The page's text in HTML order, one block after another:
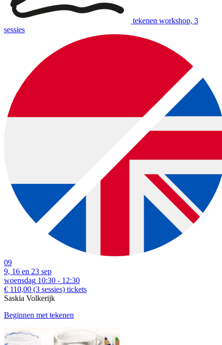
tekenen workshop, 3
sessies
09
9, 16 en 23 sep
woensdag 10:30 - 12:30
€ 110,00 (3 sessies) tickets
Saskia Volkerijk
Beginnen met tekenen